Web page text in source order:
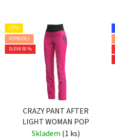
LÉTO
VÝPRODEJ
SLEVA 50 %
CRAZY PANT AFTER
LIGHT WOMAN POP
Skladem (1 ks)